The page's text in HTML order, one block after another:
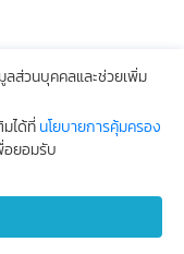
ลส่วนบุคคลและช่วยเพิ่ม
มได้ที่นโยบายการคุ้มครอง
ยอมรับ